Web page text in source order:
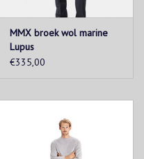
MMX broek wol marine
Lupus
€335,00